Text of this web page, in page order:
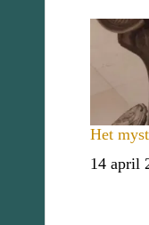
Het
Datum
14 april